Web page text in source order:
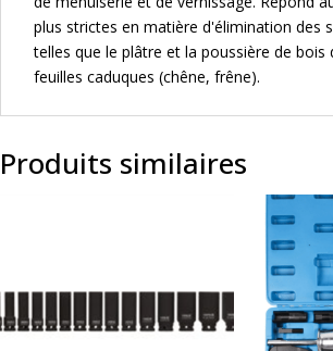
plus strictes en matière d'élimination des
telles que le plâtre et la poussière de bois
feuilles caduques (chêne, frêne).
Produits similaires